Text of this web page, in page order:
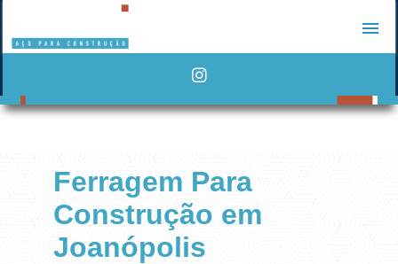
Ferragem Para
Construção em
Joanópolis